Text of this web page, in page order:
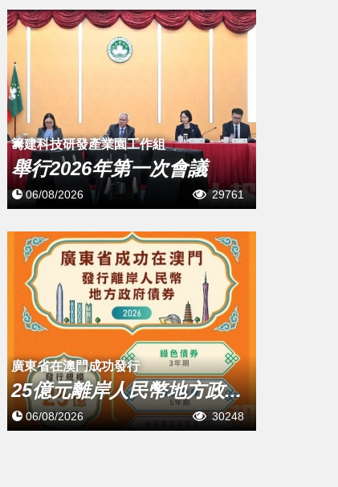
籌建科技研發產業園工作組
舉行2026年第一次會議
06/08/2026 29761
廣東省在澳門成功發行
25億元離岸人民幣地方政...
06/08/2026 30248